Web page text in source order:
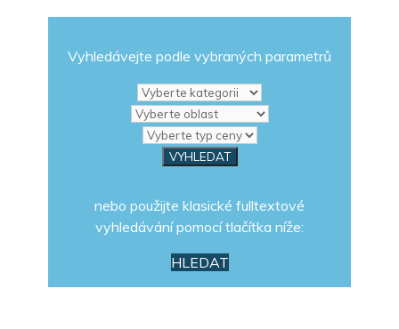
Vyhledávejte podle vybraných parametrů
nebo použijte klasické fulltextové
vyhledávání pomocí tlačítka níže:
HLEDAT